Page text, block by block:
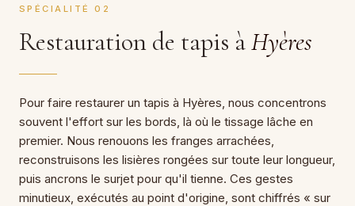
SPÉCIALITÉ 02
Restauration de tapis àHyères
Pour faire restaurer un tapis à Hyères, nous concentrons
souvent l'effort sur les bords, là où le tissage lâche en
premier. Nous renouons les franges arrachées,
reconstruisons les lisières rongées sur toute leur longueur,
puis ancrons le surjet pour qu'il tienne. Ces gestes
minutieux, exécutés au point d'origine, sont chiffrés « sur